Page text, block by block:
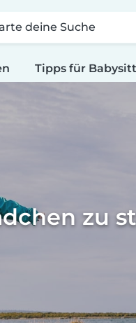
deine Suche
Tipps für
zu